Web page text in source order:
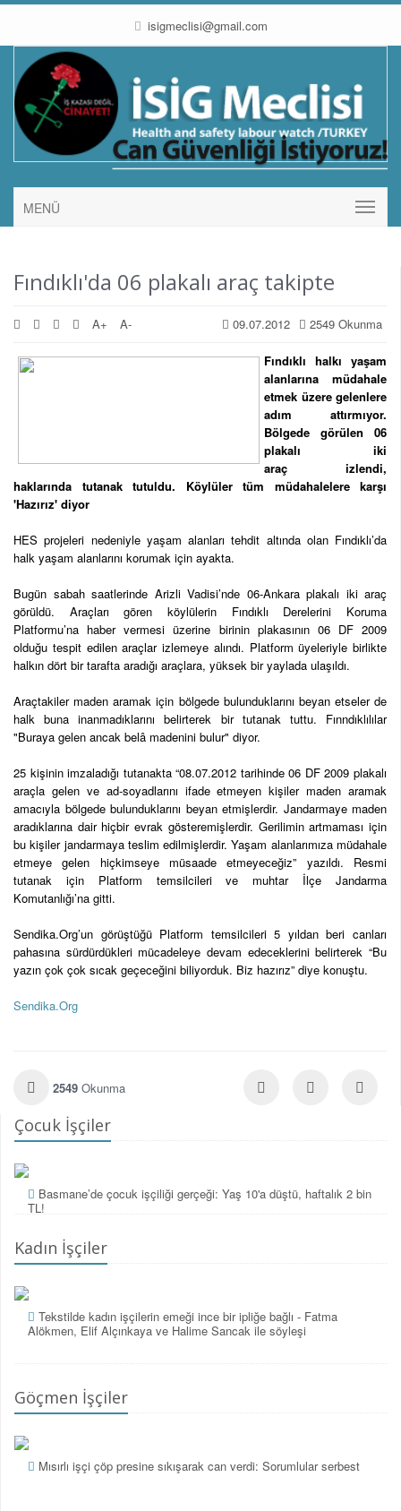
isigmeclisi@gmail.com
MENÜ
Fındıklı'da 06 plakalı araç takipte
2549 Okunma
09.07.2012
A+ A-
Fındıklı halkı yaşam
alanlarına müdahale
etmek üzere gelenlere
adım attırmıyor.
Bölgede görülen 06
plakalı iki
araç izlendi,
haklarında tutanak tutuldu. Köylüler tüm müdahalelere karşı
'Hazırız' diyor
HES projeleri nedeniyle yaşam alanları tehdit altında olan Fındıklı’da
halk yaşam alanlarını korumak için ayakta.
Bugün sabah saatlerinde Arizli Vadisi’nde 06-Ankara plakalı iki araç
görüldü. Araçları gören köylülerin Fındıklı Derelerini Koruma
Platformu’na haber vermesi üzerine birinin plakasının 06 DF 2009
olduğu tespit edilen araçlar izlemeye alındı. Platform üyeleriyle birlikte
halkın dört bir tarafta aradığı araçlara, yüksek bir yaylada ulaşıldı.
Araçtakiler maden aramak için bölgede bulunduklarını beyan etseler de
halk buna inanmadıklarını belirterek bir tutanak tuttu. Fınndıklılılar
"Buraya gelen ancak belâ madenini bulur" diyor.
25 kişinin imzaladığı tutanakta “08.07.2012 tarihinde 06 DF 2009 plakalı
araçla gelen ve ad-soyadlarını ifade etmeyen kişiler maden aramak
amacıyla bölgede bulunduklarını beyan etmişlerdir. Jandarmaye maden
aradıklarına dair hiçbir evrak gösteremişlerdir. Gerilimin artmaması için
bu kişiler jandarmaya teslim edilmişlerdir. Yaşam alanlarımıza müdahale
etmeye gelen hiçkimseye müsaade etmeyeceğiz” yazıldı. Resmi
tutanak için Platform temsilcileri ve muhtar İlçe Jandarma
Komutanlığı’na gitti.
Sendika.Org’un görüştüğü Platform temsilcileri 5 yıldan beri canları
pahasına sürdürdükleri mücadeleye devam edeceklerini belirterek “Bu
yazın çok çok sıcak geçeceğini biliyorduk. Biz hazırız” diye konuştu.
Sendika.Org
2549 Okunma
Çocuk İşçiler
Basmane’de çocuk işçiliği gerçeği: Yaş 10'a düştü, haftalık 2 bin
TL!
Kadın İşçiler
Tekstilde kadın işçilerin emeği ince bir ipliğe bağlı - Fatma
Alökmen, Elif Alçınkaya ve Halime Sancak ile söyleşi
Göçmen İşçiler
Mısırlı işçi çöp presine sıkışarak can verdi: Sorumlular serbest